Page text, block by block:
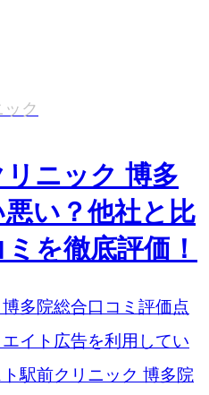
ク
ニック 博多
い？他社と比
を徹底評価！
多院総合口コミ評価点
イト広告を利用してい
駅前クリニック 博多院​